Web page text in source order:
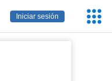
Iniciar sesión